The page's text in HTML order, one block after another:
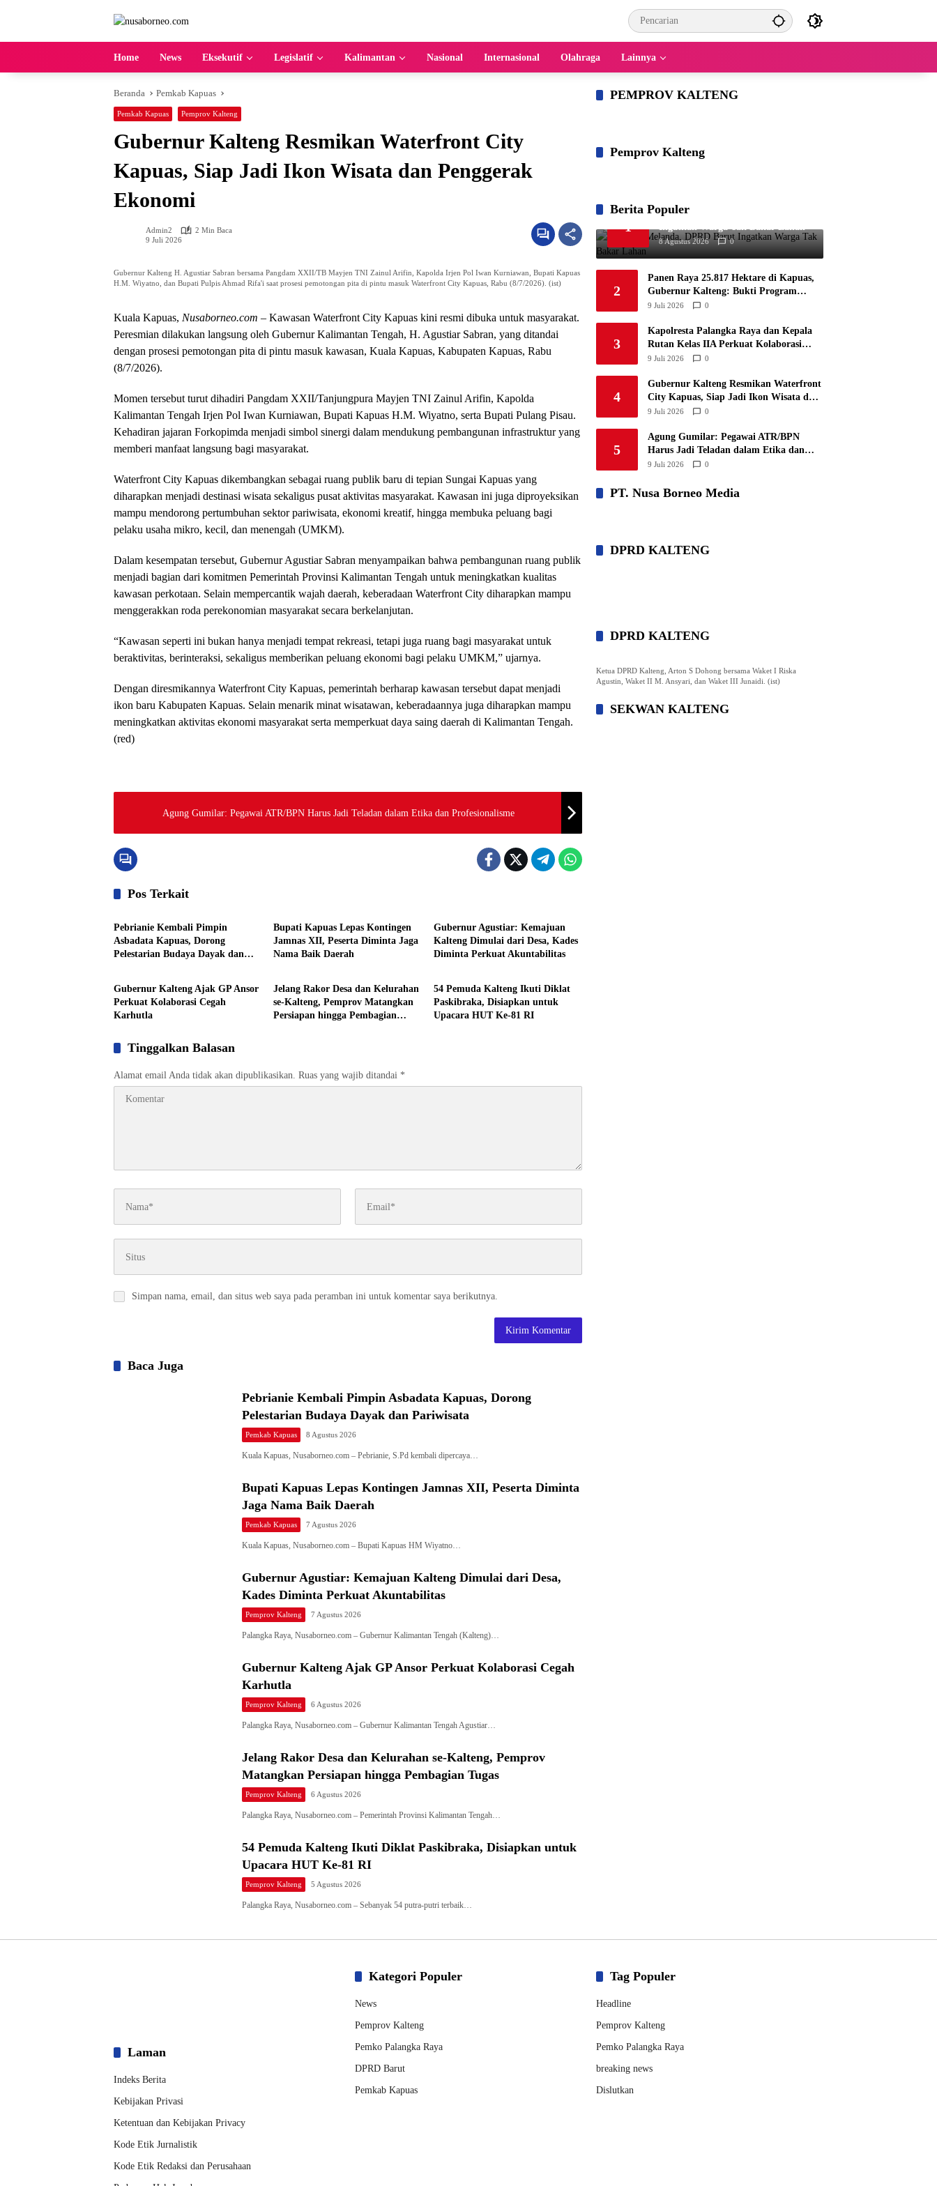
Home News Eksekutif Legislatif Kalimantan Nasional Internasional Olahraga Lainnya
Beranda Pemkab Kapuas
Pemkab Kapuas Pemprov Kalteng
Gubernur Kalteng Resmikan Waterfront City
Kapuas, Siap Jadi Ikon Wisata dan Penggerak
Ekonomi
Admin2
2 Min Baca
9 Juli 2026
Gubernur Kalteng H. Agustiar Sabran bersama Pangdam XXII/TB Mayjen TNI Zainul Arifin, Kapolda Irjen Pol Iwan Kurniawan, Bupati Kapuas
H.M. Wiyatno, dan Bupati Pulpis Ahmad Rifa'i saat prosesi pemotongan pita di pintu masuk Waterfront City Kapuas, Rabu (8/7/2026). (ist)
Kuala Kapuas, Nusaborneo.com – Kawasan Waterfront City Kapuas kini resmi dibuka untuk masyarakat.
Peresmian dilakukan langsung oleh Gubernur Kalimantan Tengah, H. Agustiar Sabran, yang ditandai
dengan prosesi pemotongan pita di pintu masuk kawasan, Kuala Kapuas, Kabupaten Kapuas, Rabu
(8/7/2026).
Momen tersebut turut dihadiri Pangdam XXII/Tanjungpura Mayjen TNI Zainul Arifin, Kapolda
Kalimantan Tengah Irjen Pol Iwan Kurniawan, Bupati Kapuas H.M. Wiyatno, serta Bupati Pulang Pisau.
Kehadiran jajaran Forkopimda menjadi simbol sinergi dalam mendukung pembangunan infrastruktur yang
memberi manfaat langsung bagi masyarakat.
Waterfront City Kapuas dikembangkan sebagai ruang publik baru di tepian Sungai Kapuas yang
diharapkan menjadi destinasi wisata sekaligus pusat aktivitas masyarakat. Kawasan ini juga diproyeksikan
mampu mendorong pertumbuhan sektor pariwisata, ekonomi kreatif, hingga membuka peluang bagi
pelaku usaha mikro, kecil, dan menengah (UMKM).
Dalam kesempatan tersebut, Gubernur Agustiar Sabran menyampaikan bahwa pembangunan ruang publik
menjadi bagian dari komitmen Pemerintah Provinsi Kalimantan Tengah untuk meningkatkan kualitas
kawasan perkotaan. Selain mempercantik wajah daerah, keberadaan Waterfront City diharapkan mampu
menggerakkan roda perekonomian masyarakat secara berkelanjutan.
“Kawasan seperti ini bukan hanya menjadi tempat rekreasi, tetapi juga ruang bagi masyarakat untuk
beraktivitas, berinteraksi, sekaligus memberikan peluang ekonomi bagi pelaku UMKM,” ujarnya.
Dengan diresmikannya Waterfront City Kapuas, pemerintah berharap kawasan tersebut dapat menjadi
ikon baru Kabupaten Kapuas. Selain menarik minat wisatawan, keberadaannya juga diharapkan mampu
meningkatkan aktivitas ekonomi masyarakat serta memperkuat daya saing daerah di Kalimantan Tengah.
(red)
Agung Gumilar: Pegawai ATR/BPN Harus Jadi Teladan dalam Etika dan Profesionalisme
Pos Terkait
Pemkab Kapuas
Pebrianie Kembali Pimpin
Asbadata Kapuas, Dorong
Pelestarian Budaya Dayak dan
Bupati Kapuas Lepas Kontingen
Jamnas XII, Peserta Diminta Jaga
Nama Baik Daerah
Gubernur Agustiar: Kemajuan
Kalteng Dimulai dari Desa, Kades
Diminta Perkuat Akuntabilitas
Gubernur Kalteng Ajak GP Ansor
Perkuat Kolaborasi Cegah
Karhutla
Jelang Rakor Desa dan Kelurahan
se-Kalteng, Pemprov Matangkan
Persiapan hingga Pembagian
54 Pemuda Kalteng Ikuti Diklat
Paskibraka, Disiapkan untuk
Upacara HUT Ke-81 RI
Tinggalkan Balasan
Alamat email Anda tidak akan dipublikasikan. Ruas yang wajib ditandai *
Simpan nama, email, dan situs web saya pada peramban ini untuk komentar saya berikutnya.
Baca Juga
Pebrianie Kembali Pimpin Asbadata Kapuas, Dorong
Pelestarian Budaya Dayak dan Pariwisata
Pemkab Kapuas 8 Agustus 2026
Kuala Kapuas, Nusaborneo.com – Pebrianie, S.Pd kembali dipercaya…
Bupati Kapuas Lepas Kontingen Jamnas XII, Peserta Diminta
Jaga Nama Baik Daerah
Pemkab Kapuas 7 Agustus 2026
Kuala Kapuas, Nusaborneo.com – Bupati Kapuas HM Wiyatno…
Gubernur Agustiar: Kemajuan Kalteng Dimulai dari Desa,
Kades Diminta Perkuat Akuntabilitas
Pemprov Kalteng 7 Agustus 2026
Palangka Raya, Nusaborneo.com – Gubernur Kalimantan Tengah (Kalteng)…
Gubernur Kalteng Ajak GP Ansor Perkuat Kolaborasi Cegah
Karhutla
Pemprov Kalteng 6 Agustus 2026
Palangka Raya, Nusaborneo.com – Gubernur Kalimantan Tengah Agustiar…
Jelang Rakor Desa dan Kelurahan se-Kalteng, Pemprov
Matangkan Persiapan hingga Pembagian Tugas
Pemprov Kalteng 6 Agustus 2026
Palangka Raya, Nusaborneo.com – Pemerintah Provinsi Kalimantan Tengah…
54 Pemuda Kalteng Ikuti Diklat Paskibraka, Disiapkan untuk
Upacara HUT Ke-81 RI
Pemprov Kalteng 5 Agustus 2026
Palangka Raya, Nusaborneo.com – Sebanyak 54 putra-putri terbaik…
PEMPROV KALTENG
Pemprov Kalteng
Berita Populer
1
Kemarau Melanda, DPRD Barut
Ingatkan Warga Tak Bakar Lahan
8 Agustus 2026 0
2
Panen Raya 25.817 Hektare di Kapuas,
Gubernur Kalteng: Bukti Program
Ketahanan Pangan Berjalan
9 Juli 2026 0
3
Kapolresta Palangka Raya dan Kepala
Rutan Kelas IIA Perkuat Kolaborasi
demi Keamanan Kota
9 Juli 2026 0
4
Gubernur Kalteng Resmikan Waterfront
City Kapuas, Siap Jadi Ikon Wisata dan
Penggerak Ekonomi
9 Juli 2026 0
5
Agung Gumilar: Pegawai ATR/BPN
Harus Jadi Teladan dalam Etika dan
Profesionalisme
9 Juli 2026 0
PT. Nusa Borneo Media
DPRD KALTENG
DPRD KALTENG
Ketua DPRD Kalteng, Arton S Dohong bersama Waket I Riska
Agustin, Waket II M. Ansyari, dan Waket III Junaidi. (ist)
SEKWAN KALTENG
Laman
Indeks Berita
Kebijakan Privasi
Ketentuan dan Kebijakan Privacy
Kode Etik Jurnalistik
Kode Etik Redaksi dan Perusahaan
Kategori Populer
News
Pemprov Kalteng
Pemko Palangka Raya
DPRD Barut
Pemkab Kapuas
Tag Populer
Headline
Pemprov Kalteng
Pemko Palangka Raya
breaking news
Dislutkan